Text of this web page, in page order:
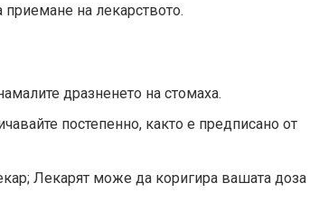
приемане на лекарството.
дразненето на стомаха.
постепенно, както е предписано от
Лекарят може да коригира вашата доза